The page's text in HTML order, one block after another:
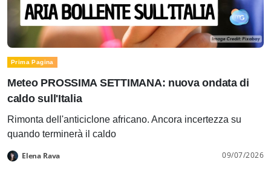
Prima Pagina
Meteo PROSSIMA SETTIMANA: nuova ondata di
caldo sull'Italia
Rimonta dell'anticiclone africano. Ancora incertezza su
quando terminerà il caldo
Elena Rava 09/07/2026